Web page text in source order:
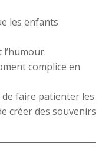
les enfants
complice en
de faire patienter les
créer des souvenirs